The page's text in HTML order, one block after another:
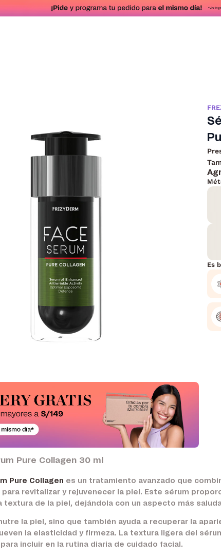
Es
Pure Collagen 30 ml
Pure Collagen es un tratamiento avanzado que
revitalizar y rejuvenecer la piel. Este sérum
textura de la piel, dejándola con un aspecto más
la piel, sino que también ayuda a recuperar la
la elasticidad y firmeza. La textura ligera del
incluir en la rutina diaria de cuidado facial.